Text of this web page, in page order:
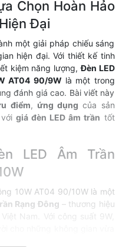
Chọn Hoàn Hảo
Đại
một giải pháp chiếu sáng
hiện đại. Với thiết kế tinh
kiệm năng lượng,Đèn LED
AT04 90/9W là một trong
đánh giá cao. Bài viết này
điểm, ứng dụng của sản
giá đèn LED âm trần tốt
LED Âm Trần
10W AT04 90/10W là một
Rạng Đông – thương hiệu
Nam. Với công suất 9W,